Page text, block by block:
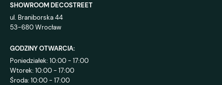
SHOWROOM DECOSTREET
ul. Braniborska 44
53-680 Wrocław
GODZINY OTWARCIA:
Poniedziałek: 10:00 - 17:00
Wtorek: 10:00 - 17:00
Środa: 10:00 - 17:00